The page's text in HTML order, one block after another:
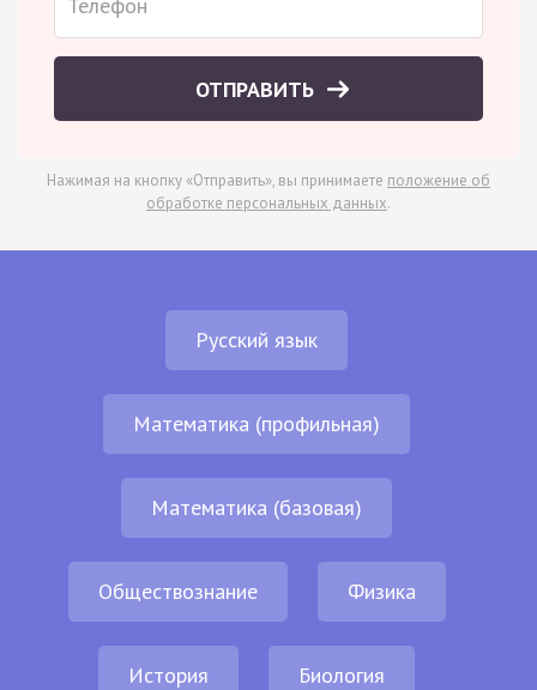
ОТПРАВИТЬ
Нажимая на кнопку «Отправить», вы принимаете положение об
обработке персональных данных.
Русский язык
Математика (профильная)
Математика (базовая)
Обществознание Физика
История Биология